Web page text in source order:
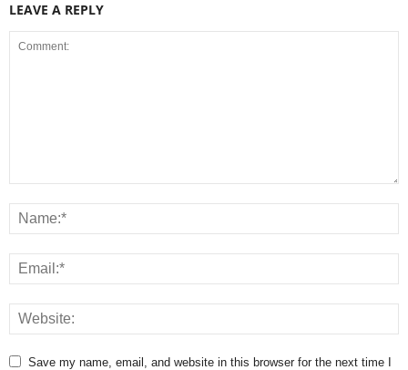
LEAVE A REPLY
Save my name, email, and website in this browser for the next time I